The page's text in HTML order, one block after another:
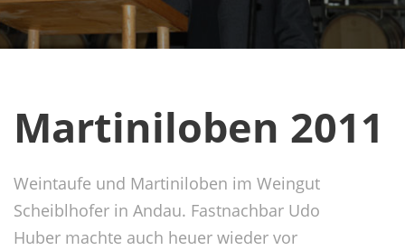
Martiniloben 2011
Weintaufe und Martiniloben im Weingut
Scheiblhofer in Andau. Fastnachbar Udo
Huber machte auch heuer wieder vor